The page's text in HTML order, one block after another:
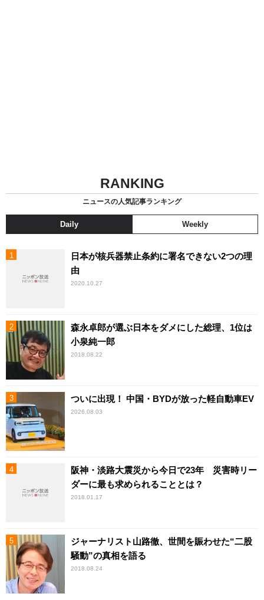
RANKING
ニュースの人気記事ランキング
Daily Weekly
日本が核兵器禁止条約に署名できない2つの理
由
2020.10.27
森永卓郎が選ぶ日本をダメにした総理、1位は
小泉純一郎
2018.08.22
ついに出現！ 中国・BYDが放った軽自動車EV
2026.08.03
阪神・淡路大震災から今日で23年 災害時リー
ダーに最も求められることとは？
2018.01.17
ジャーナリスト山路徹、世間を賑わせた“二股
騒動”の真相を語る
2018.08.24